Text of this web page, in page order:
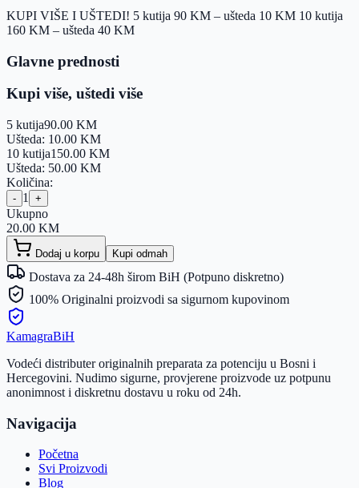
KUPI VIŠE I UŠTEDI! 5 kutija 90 KM – ušteda 10 KM 10 kutija
160 KM – ušteda 40 KM
Glavne prednosti
Kupi više, uštedi više
5 kutija90.00 KM
Ušteda: 10.00 KM
10 kutija150.00 KM
Ušteda: 50.00 KM
Količina:
- 1 +
Ukupno
20.00 KM
Dodaj u korpu Kupi odmah
Dostava za 24-48h širom BiH (Potpuno diskretno)
100% Originalni proizvodi sa sigurnom kupovinom
KamagraBiH
Vodeći distributer originalnih preparata za potenciju u Bosni i
Hercegovini. Nudimo sigurne, provjerene proizvode uz potpunu
anonimnost i diskretnu dostavu u roku od 24h.
Navigacija
Početna
Svi Proizvodi
Blog